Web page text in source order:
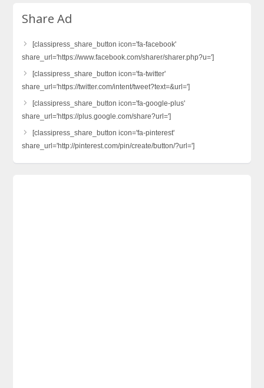
Share Ad
[classipress_share_button icon='fa-facebook'
share_url='https://www.facebook.com/sharer/sharer.php?u=']
[classipress_share_button icon='fa-twitter'
share_url='https://twitter.com/intent/tweet?text=&url=']
[classipress_share_button icon='fa-google-plus'
share_url='https://plus.google.com/share?url=']
[classipress_share_button icon='fa-pinterest'
share_url='http://pinterest.com/pin/create/button/?url=']